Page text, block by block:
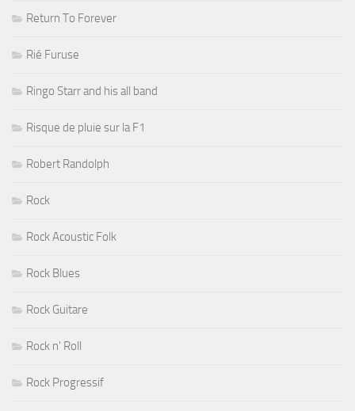
Return To Forever
Rié Furuse
Ringo Starr and his all band
Risque de pluie sur la F1
Robert Randolph
Rock
Rock Acoustic Folk
Rock Blues
Rock Guitare
Rock n' Roll
Rock Progressif